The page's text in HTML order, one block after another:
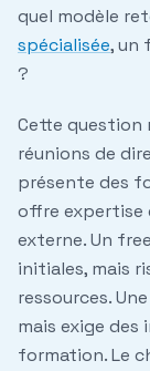
quel modèle
spécialisée, un
?
Cette question
réunions de
présente des
offre expertise
externe. Un
initiales, mais
ressources.
mais exige
formation. Le